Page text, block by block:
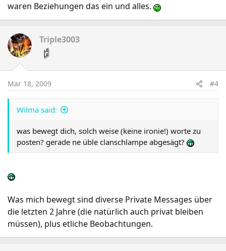
waren Beziehungen das ein und alles.
Triple3003
Mar 18, 2009 #4
Wilma said:
was bewegt dich, solch weise (keine ironie!) worte zu
posten? gerade ne üble clanschlampe abgesägt?
Was mich bewegt sind diverse Private Messages über
die letzten 2 Jahre (die natürlich auch privat bleiben
müssen), plus etliche Beobachtungen.